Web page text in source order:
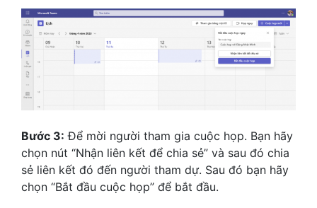
Bước 3: Để mời người tham gia cuộc họp. Bạn hãy
chọn nút “Nhận liên kết để chia sẻ” và sau đó chia
sẻ liên kết đó đến người tham dự. Sau đó bạn hãy
chọn “Bắt đầu cuộc họp” để bắt đầu.